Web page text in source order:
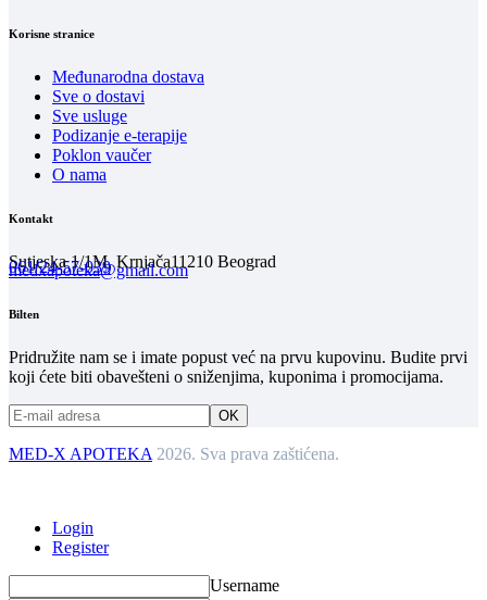
Korisne stranice
Međunarodna dostava
Sve o dostavi
Sve usluge
Podizanje e-terapije
Poklon vaučer
O nama
Kontakt
Sutjeska 1/1M, Krnjača11210 Beograd
061/24-57-039
medxapoteka@gmail.com
Bilten
Pridružite nam se i imate popust već na prvu kupovinu. Budite prvi
koji ćete biti obavešteni o sniženjima, kuponima i promocijama.
MED-X APOTEKA 2026. Sva prava zaštićena.
Login
Register
Username